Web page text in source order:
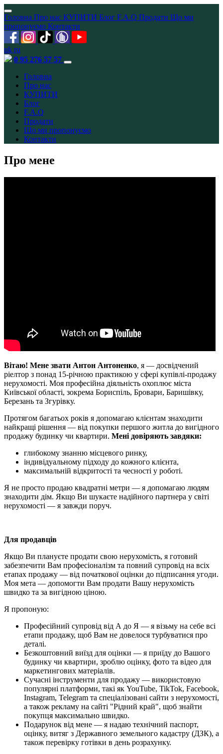
Головна Про нас КУПИТИ Блог F.A.Q Продати Що ми
пропонуємо Контакти
uk ru
0 95 276 57 57
Головна
Про нас
КУПИТИ
Блог
F.A.Q
Продати
Що ми пропонуємо
Контакти
Про мене
Вітаю! Мене звати Антон Антоненко, я — досвідчений
ріелтор з понад 15-річною практикою у сфері купівлі-продажу
нерухомості. Моя професійна діяльність охоплює міста
Київської області, зокрема Бориспіль, Бровари, Баришівку,
Березань та Згурівку.
Протягом багатьох років я допомагаю клієнтам знаходити
найкращі рішення — від покупки першого житла до вигідного
продажу будинку чи квартири. Мені довіряють завдяки:
глибокому знанню місцевого ринку,
індивідуальному підходу до кожного клієнта,
максимальній відкритості та чесності у роботі.
Я не просто продаю квадратні метри — я допомагаю людям
знаходити дім. Якщо Ви шукаєте надійного партнера у світі
нерухомості — я завжди поруч.
Для продавців
Якщо Ви плануєте продати свою нерухомість, я готовий
забезпечити Вам професіоналізм та повний супровід на всіх
етапах продажу — від початкової оцінки до підписання угоди.
Моя мета — допомогти Вам продати Вашу нерухомість
швидко та за вигідною ціною.
Я пропоную:
Професійний супровід від А до Я — я візьму на себе всі
етапи продажу, щоб Вам не довелося турбуватися про
деталі.
Безкоштовний виїзд для оцінки — я приїду до Вашого
будинку чи квартири, зроблю оцінку, фото та відео для
маркетингових матеріалів.
Сучасні інструменти для продажу — використовую
популярні платформи, такі як YouTube, TikTok, Facebook,
Instagram, Telegram та спеціалізовані сайти з нерухомості,
а також рекламу на сайті "Рідний край", щоб знайти
покупця максимально швидко.
Подарунок від мене — я надаю технічний паспорт,
оцінку, витяг з Державного земельного кадастру (ДЗК), а
також перевірку готівки в день розрахунку.